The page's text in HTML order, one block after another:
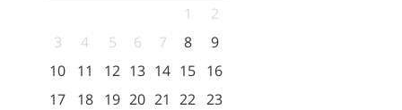
1
2
3
4 5 6 7 8
9
10
11 12 13 14 15 16
17
18 19 20 21 22 23